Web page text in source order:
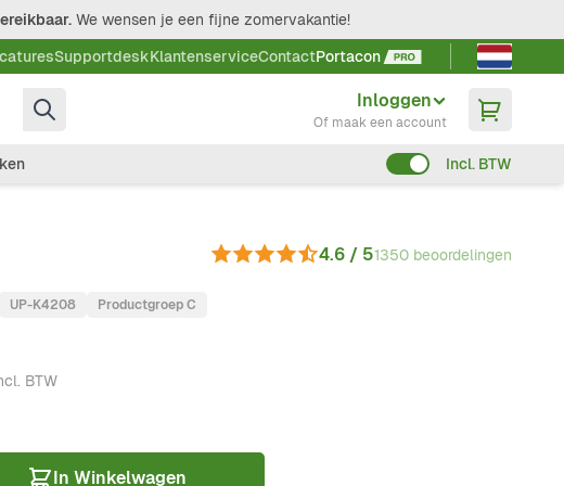
We wensen je een fijne zomervakantie!
SupportdeskKlantenserviceContactPortacon
Taal kiezen
Inloggen
Of maak een account
Incl. BTW
4.6 / 51350 beoordelingen
UP-K4208 Productgroep C
BTW
In Winkelwagen